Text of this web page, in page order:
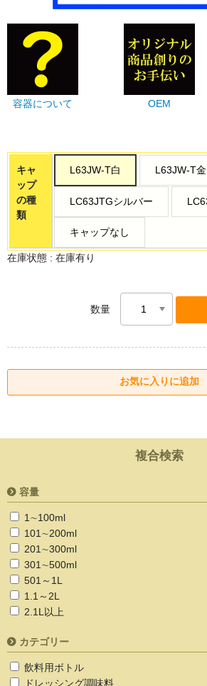
容器について OEM
キャ
ップ
の種
類
L63JW-T白 L63JW-T金
LC63JTGシルバー
キャップなし
在庫状態 : 在庫有り
数量
複合検索
容量
1∼100ml
101∼200ml
201∼300ml
301∼500ml
501～1L
1.1～2L
2.1L以上
カテゴリー
飲料用ボトル
ドレッシング調味料